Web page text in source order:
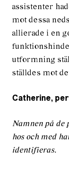
assistenter
mot dessa
allierade i en
utformning
ställdes mot
Catherine,
Namnen på
hos och med
identifieras.